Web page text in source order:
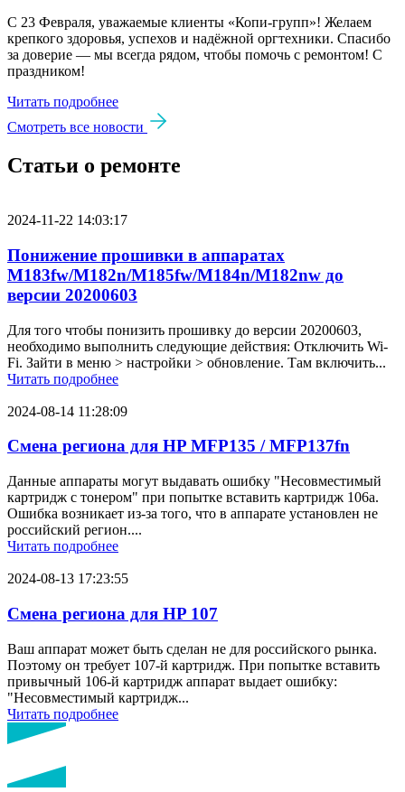
С 23 Февраля, уважаемые клиенты «Копи‑групп»! Желаем
крепкого здоровья, успехов и надёжной оргтехники. Спасибо
за доверие — мы всегда рядом, чтобы помочь с ремонтом! С
праздником!
Читать подробнее
Смотреть все новости
Статьи о ремонте
2024-11-22 14:03:17
Понижение прошивки в аппаратах
M183fw/M182n/M185fw/M184n/M182nw до
версии 20200603
Для того чтобы понизить прошивку до версии 20200603,
необходимо выполнить следующие действия: Отключить Wi-
Fi. Зайти в меню > настройки > обновление. Там включить...
Читать подробнее
2024-08-14 11:28:09
Смена региона для HP MFP135 / MFP137fn
Данные аппараты могут выдавать ошибку "Несовместимый
картридж с тонером" при попытке вставить картридж 106a.
Ошибка возникает из-за того, что в аппарате установлен не
российский регион....
Читать подробнее
2024-08-13 17:23:55
Смена региона для HP 107
Ваш аппарат может быть сделан не для российского рынка.
Поэтому он требует 107-й картридж. При попытке вставить
привычный 106-й картридж аппарат выдает ошибку:
"Несовместимый картридж...
Читать подробнее